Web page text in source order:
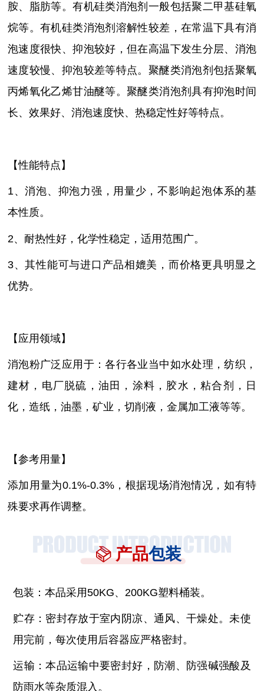
胺、脂肪等。有机硅类消泡剂一般包括聚二甲基硅氧
烷等。有机硅类消泡剂溶解性较差，在常温下具有消
泡速度很快、抑泡较好，但在高温下发生分层、消泡
速度较慢、抑泡较差等特点。聚醚类消泡剂包括聚氧
丙烯氧化乙烯甘油醚等。聚醚类消泡剂具有抑泡时间
长、效果好、消泡速度快、热稳定性好等特点。
【性能特点】
1、消泡、抑泡力强，用量少，不影响起泡体系的基
本性质。
2、耐热性好，化学性稳定，适用范围广。
3、其性能可与进口产品相媲美，而价格更具明显之
优势。
【应用领域】
消泡粉广泛应用于：各行各业当中如水处理，纺织，
建材，电厂脱硫，油田，涂料，胶水，粘合剂，日
化，造纸，油墨，矿业，切削液，金属加工液等等。
【参考用量】
添加用量为0.1%-0.3%，根据现场消泡情况，如有特
殊要求再作调整。
产品包装
包装：本品采用50KG、200KG塑料桶装。
贮存：密封存放于室内阴凉、通风、干燥处。未使
用完前，每次使用后容器应严格密封。
运输：本品运输中要密封好，防潮、防强碱强酸及
防雨水等杂质混入。